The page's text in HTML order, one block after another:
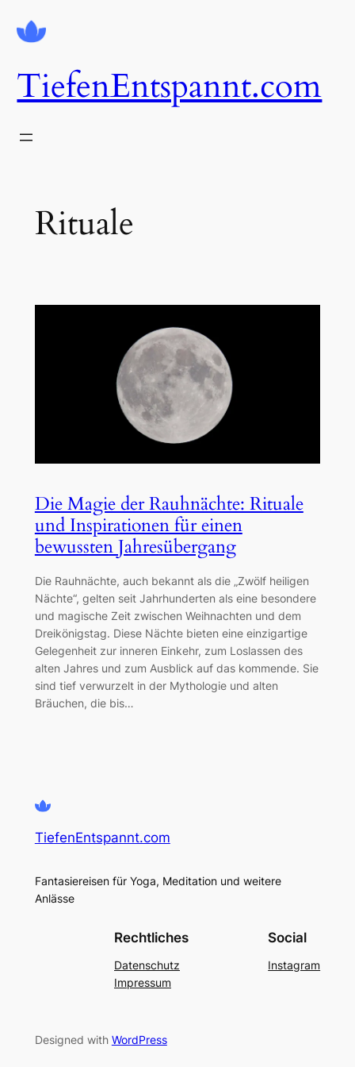
Zum
Inhalt
TiefenEntspannt.com
Rituale
Die Magie der Rauhnächte: Rituale
und Inspirationen für einen
bewussten Jahresübergang
Die Rauhnächte, auch bekannt als die „Zwölf heiligen
Nächte“, gelten seit Jahrhunderten als eine besondere
und magische Zeit zwischen Weihnachten und dem
Dreikönigstag. Diese Nächte bieten eine einzigartige
Gelegenheit zur inneren Einkehr, zum Loslassen des
alten Jahres und zum Ausblick auf das kommende. Sie
sind tief verwurzelt in der Mythologie und alten
Bräuchen, die bis…
TiefenEntspannt.com
Fantasiereisen für Yoga, Meditation und weitere
Anlässe
Rechtliches
Datenschutz
Impressum
Social
Instagram
Designed with WordPress